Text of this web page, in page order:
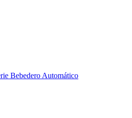
Bebedero Automático